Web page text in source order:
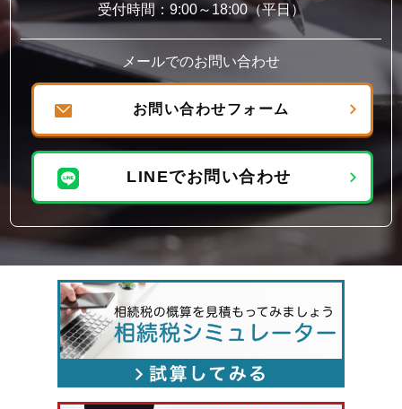
受付時間：9:00～18:00（平日）
メールでのお問い合わせ
お問い合わせフォーム
LINEでお問い合わせ